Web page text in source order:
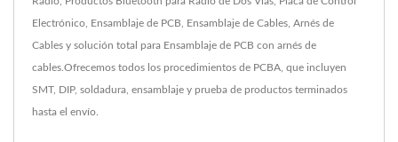
Electrónico, Ensamblaje de PCB, Ensamblaje de Cables, Arnés de
Cables y solución total para Ensamblaje de PCB con arnés de
cables.Ofrecemos todos los procedimientos de PCBA, que incluyen
SMT, DIP, soldadura, ensamblaje y prueba de productos terminados
hasta el envío.